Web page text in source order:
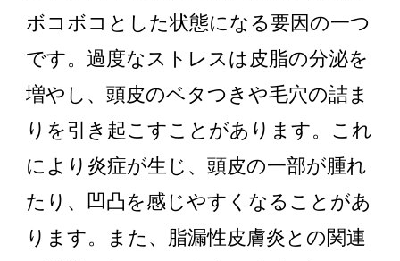
ボコボコとした状態になる要因の一つ
です。過度なストレスは皮脂の分泌を
増やし、頭皮のベタつきや毛穴の詰ま
りを引き起こすことがあります。これ
により炎症が生じ、頭皮の一部が腫れ
たり、凹凸を感じやすくなることがあ
ります。また、脂漏性皮膚炎との関連